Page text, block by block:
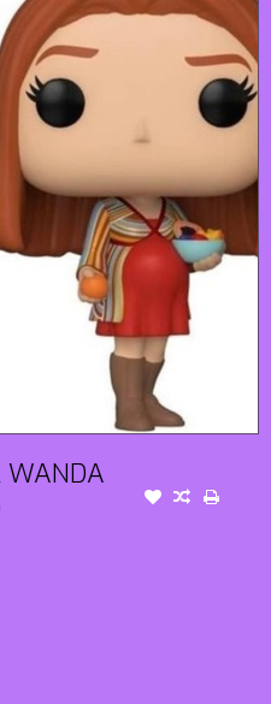
WANDA